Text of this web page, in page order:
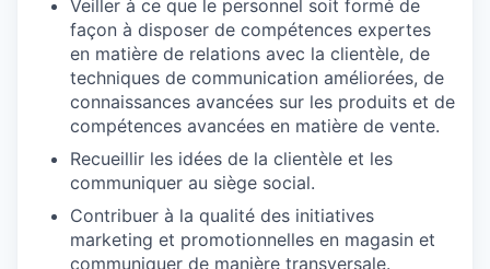
Veiller à ce que le personnel soit formé de
façon à disposer de compétences expertes
en matière de relations avec la clientèle, de
techniques de communication améliorées, de
connaissances avancées sur les produits et de
compétences avancées en matière de vente.
Recueillir les idées de la clientèle et les
communiquer au siège social.
Contribuer à la qualité des initiatives
marketing et promotionnelles en magasin et
communiquer de manière transversale.